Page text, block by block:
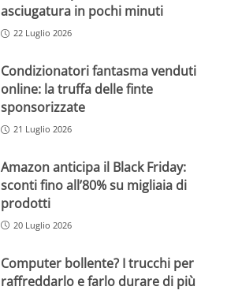
asciugatura in pochi minuti
22 Luglio 2026
Condizionatori fantasma venduti
online: la truffa delle finte
sponsorizzate
21 Luglio 2026
Amazon anticipa il Black Friday:
sconti fino all’80% su migliaia di
prodotti
20 Luglio 2026
Computer bollente? I trucchi per
raffreddarlo e farlo durare di più